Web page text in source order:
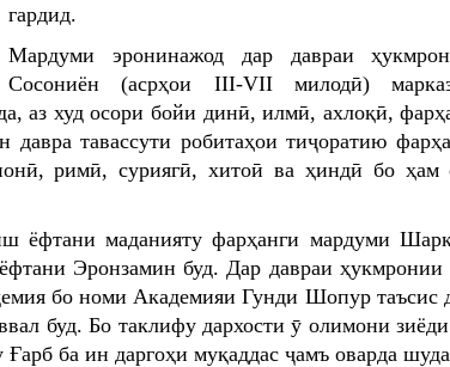
гардид.
Мардуми эронинажод дар давраи
Сосониён (асрҳои III-VII милодӣ)
аз худ осори бойи динӣ, илмӣ, ахлоқӣ,
давра тавассути робитаҳои тиҷоратию
римӣ, суриягӣ, хитоӣ ва ҳиндӣ бо ҳам
ёфтани маданияту фарҳанги мардуми
Эронзамин буд. Дар давраи
бо номи Академияи Гунди Шопур таъсис
буд. Бо таклифу дархости ӯ олимони зиёди
ба ин даргоҳи муқаддас ҷамъ оварда